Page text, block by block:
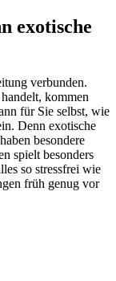
exotische
verbunden.
kommen
für Sie selbst, wie
Denn exotische
besondere
spielt besonders
so stressfrei wie
früh genug vor